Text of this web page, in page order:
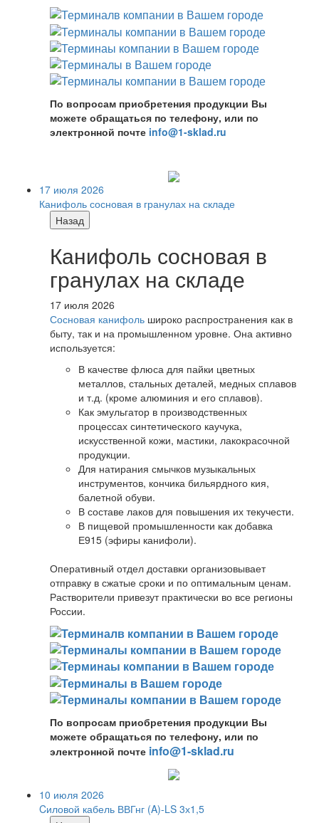
По вопросам приобретения продукции Вы
можете обращаться по телефону, или по
электронной почте info@1-sklad.ru
17 июля 2026
Канифоль сосновая в гранулах на складе
Назад
Канифоль сосновая в
гранулах на складе
17 июля 2026
Сосновая канифоль широко распространения как в
быту, так и на промышленном уровне. Она активно
используется:
В качестве флюса для пайки цветных
металлов, стальных деталей, медных сплавов
и т.д. (кроме алюминия и его сплавов).
Как эмульгатор в производственных
процессах синтетического каучука,
искусственной кожи, мастики, лакокрасочной
продукции.
Для натирания смычков музыкальных
инструментов, кончика бильярдного кия,
балетной обуви.
В составе лаков для повышения их текучести.
В пищевой промышленности как добавка
Е915 (эфиры канифоли).
Оперативный отдел доставки организовывает
отправку в сжатые сроки и по оптимальным ценам.
Растворители привезут практически во все регионы
России.
По вопросам приобретения продукции Вы
можете обращаться по телефону, или по
электронной почте info@1-sklad.ru
10 июля 2026
Cиловой кабель ВВГнг (A)-LS 3х1,5